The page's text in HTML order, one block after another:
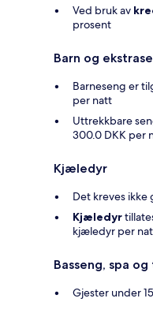
Ved bruk av
prosent
Barn og
Barneseng er
per natt
Uttrekkbare
300.0 DKK per
Kjæledyr
Det kreves
Kjæledyr
kjæledyr per
Basseng, spa
Gjester under